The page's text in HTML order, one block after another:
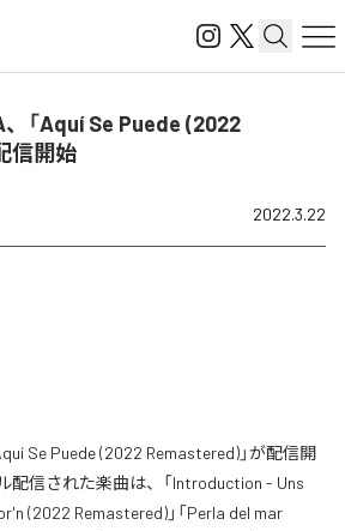
、「Aquí Se Puede (2022
信開始
2022.3.22
Se Puede (2022 Remastered)」が配信開
配信された楽曲は、「Introduction - Uns
(2022 Remastered)」「Perla del mar